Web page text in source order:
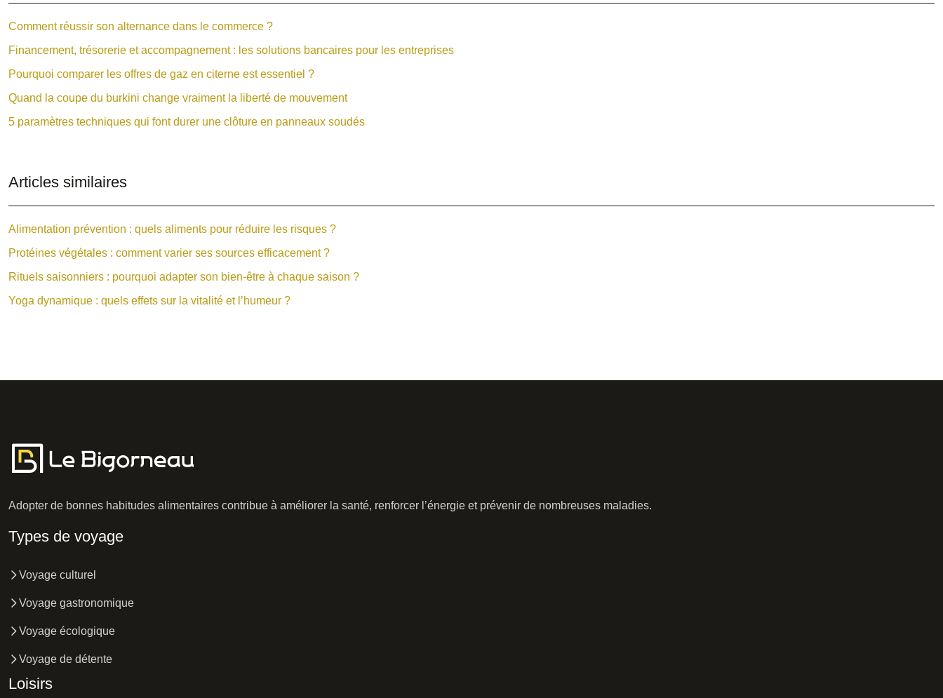
Comment réussir son alternance dans le commerce ?
Financement, trésorerie et accompagnement : les solutions bancaires pour les entreprises
Pourquoi comparer les offres de gaz en citerne est essentiel ?
Quand la coupe du burkini change vraiment la liberté de mouvement
5 paramètres techniques qui font durer une clôture en panneaux soudés
Articles similaires
Alimentation prévention : quels aliments pour réduire les risques ?
Protéines végétales : comment varier ses sources efficacement ?
Rituels saisonniers : pourquoi adapter son bien-être à chaque saison ?
Yoga dynamique : quels effets sur la vitalité et l’humeur ?
Adopter de bonnes habitudes alimentaires contribue à améliorer la santé, renforcer l’énergie et prévenir de nombreuses maladies.
Types de voyage
Voyage culturel
Voyage gastronomique
Voyage écologique
Voyage de détente
Loisirs